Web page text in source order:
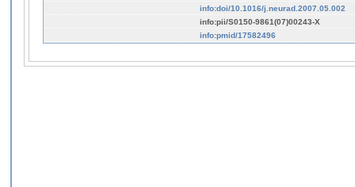
info:doi/10.1016/j.neurad.2007.05.002
info:pii/S0150-9861(07)00243-X
info:pmid/17582496